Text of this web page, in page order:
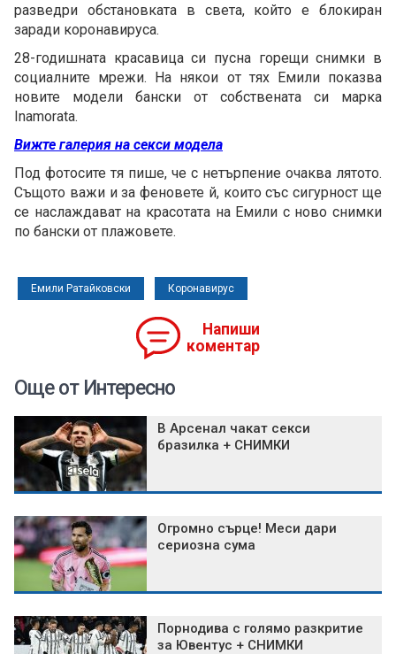
разведри обстановката в света, който е блокиран
заради коронавируса.
28-годишната красавица си пусна горещи снимки в
социалните мрежи. На някои от тях Емили показва
новите модели бански от собствената си марка
Inamorata.
Вижте галерия на секси модела
Под фотосите тя пише, че с нетърпение очаква лятото.
Същото важи и за феновете й, които със сигурност ще
се наслаждават на красотата на Емили с ново снимки
по бански от плажовете.
Емили Ратайковски Коронавирус
Напиши
коментар
Още от Интересно
В Арсенал чакат секси
бразилка + СНИМКИ
Огромно сърце! Меси дари
сериозна сума
Порнодива с голямо разкритие
за Ювентус + СНИМКИ